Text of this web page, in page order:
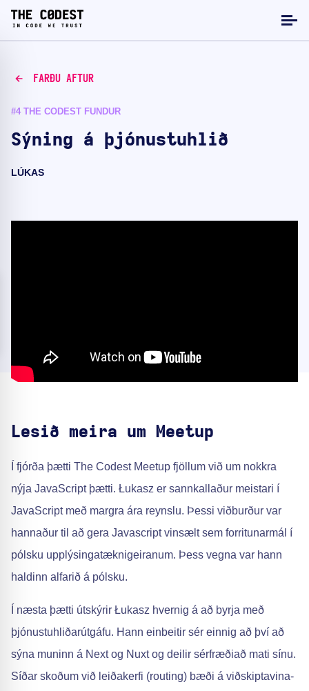
FARÐU AFTUR
#4 THE CODEST FUNDUR
Sýning á þjónustuhlið
LÚKAS
Lesið meira um Meetup
Í fjórða þætti The Codest Meetup fjöllum við um nokkra
nýja JavaScript þætti. Łukasz er sannkallaður meistari í
JavaScript með margra ára reynslu. Þessi viðburður var
hannaður til að gera Javascript vinsælt sem forritunarmál í
pólsku upplýsingatæknigeiranum. Þess vegna var hann
haldinn alfarið á pólsku.
Í næsta þætti útskýrir Łukasz hvernig á að byrja með
þjónustuhliðarútgáfu. Hann einbeitir sér einnig að því að
sýna muninn á Next og Nuxt og deilir sérfræðiað mati sínu.
Síðar skoðum við leiðakerfi (routing) bæði á viðskiptavina-